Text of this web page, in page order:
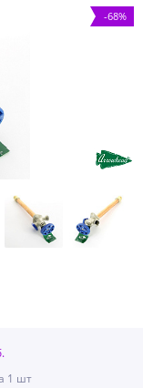
-68%
1 шт